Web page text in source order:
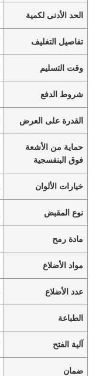
الحد الأدنى لكمية
تفاصيل التغليف
وقت التسليم
شروط الدفع
القدرة على العرض
حماية من الأشعة
فوق البنفسجية
خيارات الألوان
نوع المقبض
مادة رمح
مواد الأضلاع
عدد الأضلاع
الطباعة
آلية الفتح
ضمان